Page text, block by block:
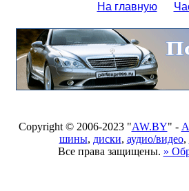
На главную
Copyright © 2006-2023 "AW.BY" -
шины, диски, аудио/видео,
Все права защищены. »